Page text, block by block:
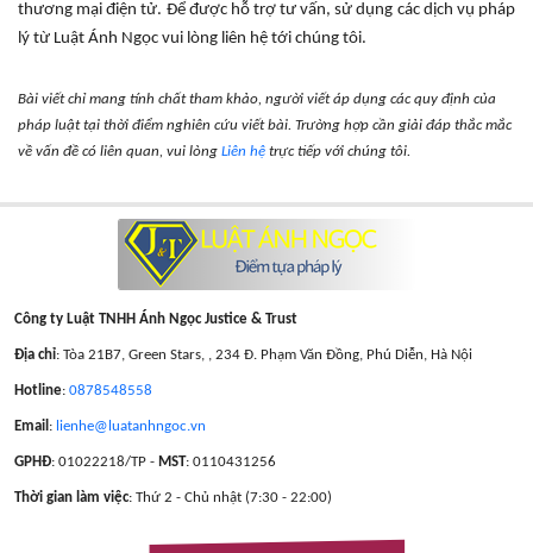
thương mại điện tử. Để được hỗ trợ tư vấn, sử dụng các dịch vụ pháp
lý từ Luật Ánh Ngọc vui lòng liên hệ tới chúng tôi.
Bài viết chỉ mang tính chất tham khảo, người viết áp dụng các quy định của
pháp luật tại thời điểm nghiên cứu viết bài. Trường hợp cần giải đáp thắc mắc
về vấn đề có liên quan, vui lòng Liên hệ trực tiếp với chúng tôi.
Công ty Luật TNHH Ánh Ngọc Justice & Trust
Địa chỉ: Tòa 21B7, Green Stars, , 234 Đ. Phạm Văn Đồng, Phú Diễn, Hà Nội
Hotline: 0878548558
Email : lienhe@luatanhngoc.vn
GPHĐ: 01022218/TP - MST: 0110431256
Thời gian làm việc: Thứ 2 - Chủ nhật (7:30 - 22:00)